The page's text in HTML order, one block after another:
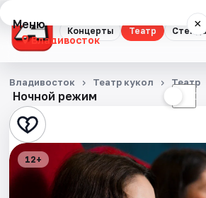
Концерты Театр
Меню ×
Владивосток
Концерты
Театр
Стендап
Экскурсии
Ночной режим ☾
Владивосток Театр кукол Театр
12+